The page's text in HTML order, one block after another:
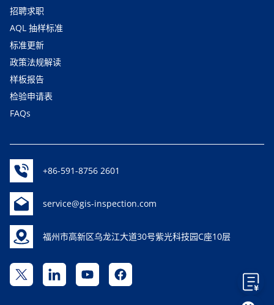
招聘求职
AQL 抽样标准
标准更新
政策法规解读
样板报告
检验申请表
FAQs
+86-591-8756 2601
service@gis-inspection.com
福州市高新区乌龙江大道30号紫光科技园C座10层